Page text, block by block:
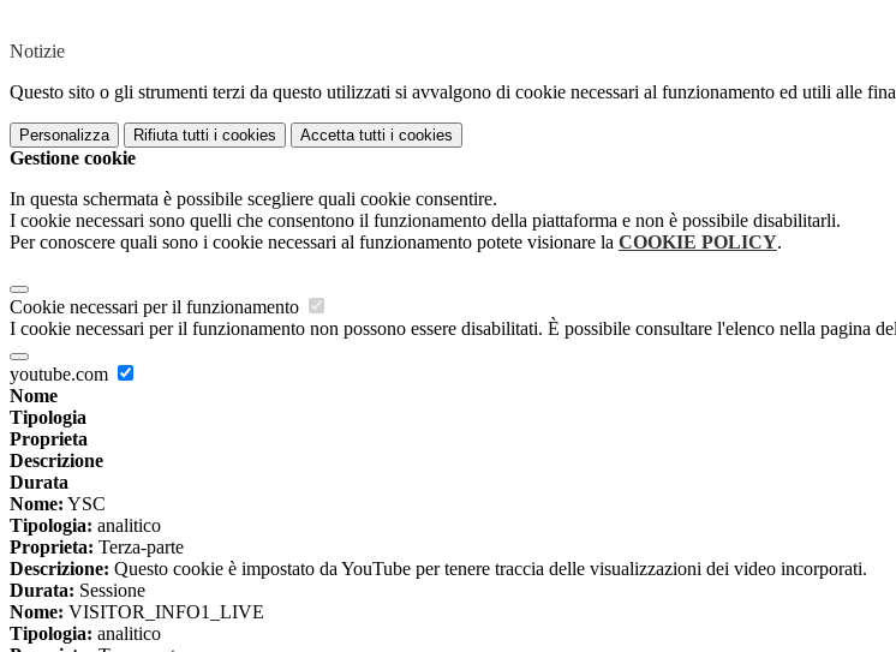
Notizie
Questo sito o gli strumenti terzi da questo utilizzati si avvalgono di cookie necessari al funzionamento ed utili alle
Personalizza Rifiuta tutti i cookies Accetta tutti i cookies
Gestione cookie
In questa schermata è possibile scegliere quali cookie consentire.
I cookie necessari sono quelli che consentono il funzionamento della piattaforma e non è possibile disabilitarli.
Per conoscere quali sono i cookie necessari al funzionamento potete visionare la COOKIE POLICY.
Cookie necessari per il funzionamento
I cookie necessari per il funzionamento non possono essere disabilitati. È possibile consultare l'elenco nella pagina
youtube.com
Nome
Tipologia
Proprieta
Descrizione
Durata
Nome: YSC
Tipologia: analitico
Proprieta: Terza-parte
Descrizione: Questo cookie è impostato da YouTube per tenere traccia delle visualizzazioni dei video incorporati.
Durata: Sessione
Nome: VISITOR_INFO1_LIVE
Tipologia: analitico